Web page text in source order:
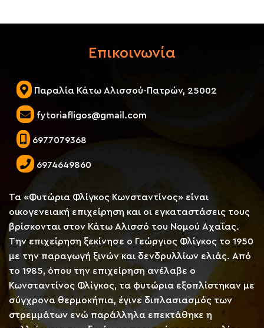
Επικοινωνία
Παραλία Κάτω Αλισσού-Πατρών, 25002
fytoriafligos@gmail.com
6977079368
6974649860
Τα «Φυτώρια Φλίγκος Κωνσταντίνος» είναι
οικογενειακή επιχείρηση και οι εγκαταστάσεις τους
βρίσκονται στον Κάτω Αλισσό του Νομού Αχαΐας.
Την επιχείρηση ξεκίνησε ο Γεώργιος Φλίγκος το 1950
με την παραγωγή ξινών και δενδρυλλίων ελιάς. Από
το 1985, όπου την επιχείρηση ανέλαβε ο
Κωνσταντίνος Φλίγκος, τα φυτώρια εξοπλίστηκαν με
σύγχρονα θερμοκήπια, έγινε διπλασιασμός των
στρεμμάτων ενώ παράλληλα επεκτάθηκε η